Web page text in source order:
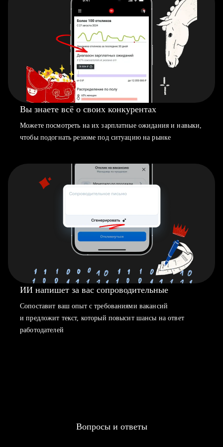
Вы знаете всё о своих конкурентах
Можете посмотреть на их зарплатные ожидания и навыки,
чтобы подогнать резюме под ситуацию на рынке
ИИ напишет за вас сопроводительные
Сопоставит ваш опыт с требованиями вакансий
и предложит текст, который повысит шансы на ответ
работодателей
Вопросы и ответы